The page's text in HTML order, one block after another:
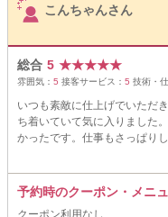
こんちゃんさん
総合 5 ★★★★★
雰囲気： 5 接客サービス： 5 技術・
いつも素敵に仕上げでいただ
ち着いていて気に入りました
かったです。仕事もさっぱり
予約時のクーポン・メニ
クーポン利用なし